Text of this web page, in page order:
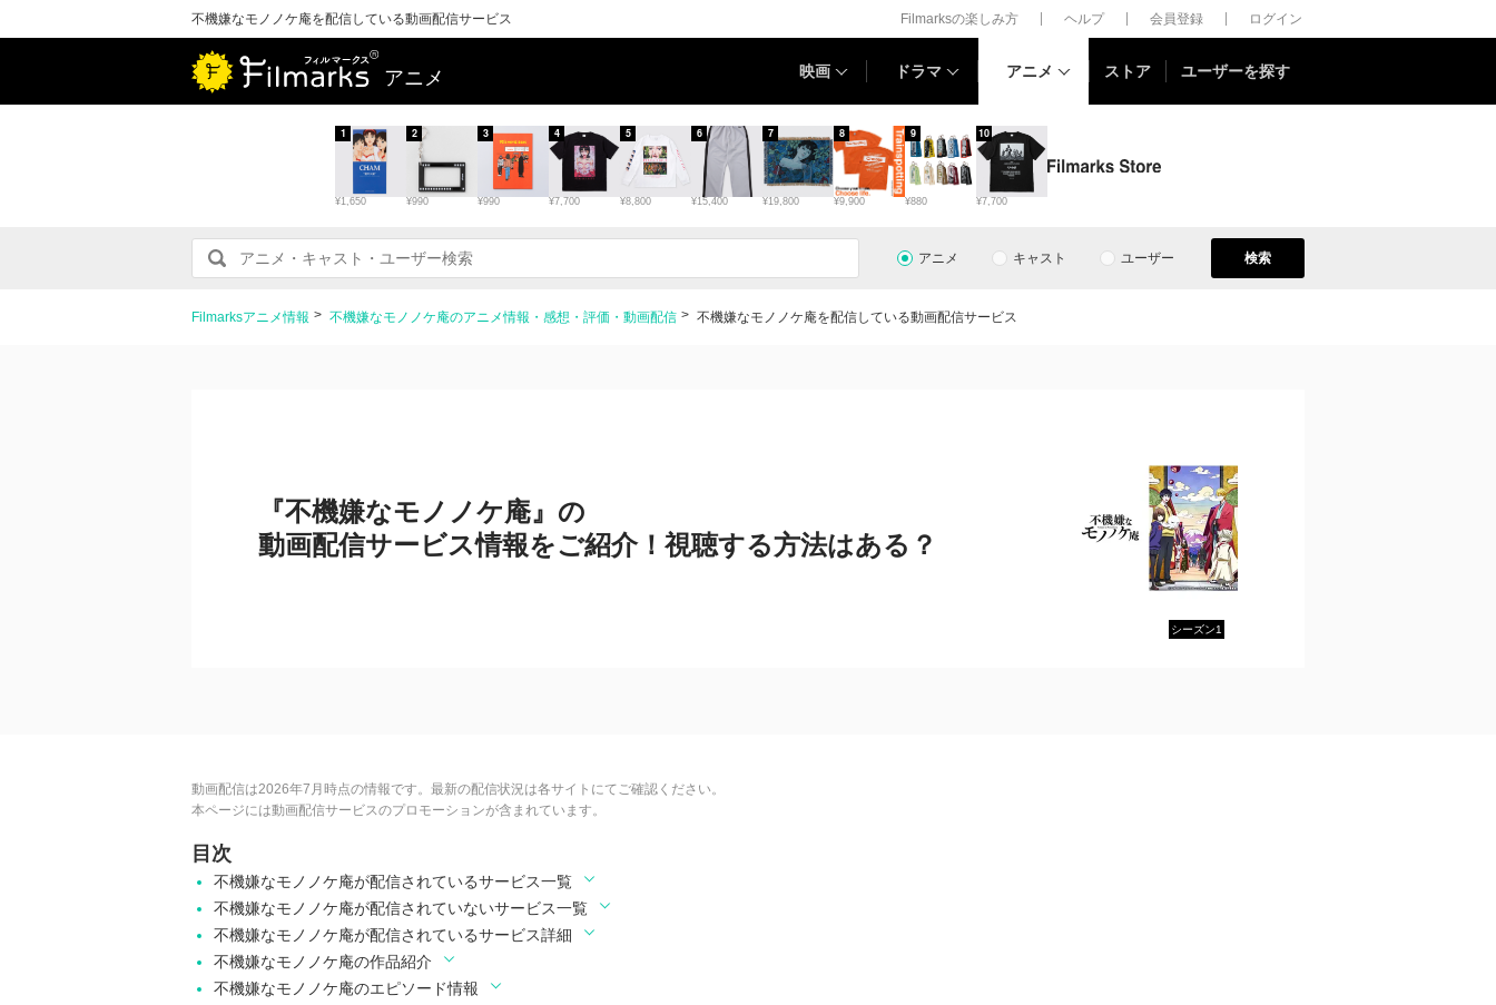
不機嫌なモノノケ庵を配信している動画配信サービス Filmarksの楽しみ方 ヘルプ 会員登録 ログイン
アニメ 映画 ドラマ アニメ ストア ユーザーを探す
¥1,650
1
¥990
2
¥990
3
¥7,700
4
¥8,800
5
¥15,400
6
¥19,800
7
¥9,900
8
¥880
9
¥7,700
10
アニメ キャスト ユーザー 検索
Filmarksアニメ情報 不機嫌なモノノケ庵のアニメ情報・感想・評価・動画配信 不機嫌なモノノケ庵を配信している動画配信サービス
『不機嫌なモノノケ庵』の
動画配信サービス情報をご紹介！視聴する方法はある？
シーズン1
動画配信は2026年7月時点の情報です。最新の配信状況は各サイトにてご確認ください。
本ページには動画配信サービスのプロモーションが含まれています。
目次
不機嫌なモノノケ庵が配信されているサービス一覧
不機嫌なモノノケ庵が配信されていないサービス一覧
不機嫌なモノノケ庵が配信されているサービス詳細
不機嫌なモノノケ庵の作品紹介
不機嫌なモノノケ庵のエピソード情報